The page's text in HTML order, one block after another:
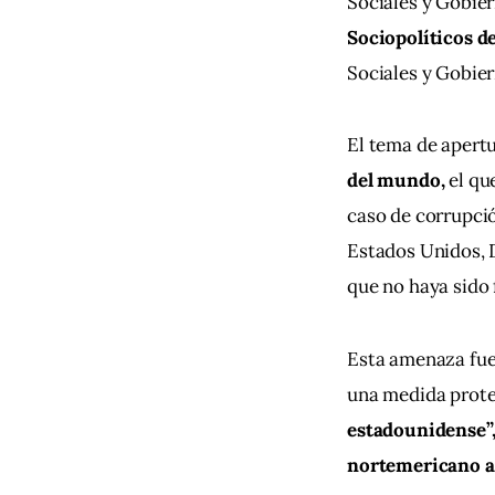
Sociopolíticos
Sociales y
El tema de
del mundo, el
caso de
Estados Unidos,
que no haya
Esta amenaza
una medida
nortemericano